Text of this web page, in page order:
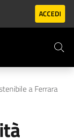
ACCEDI
a Ferrara